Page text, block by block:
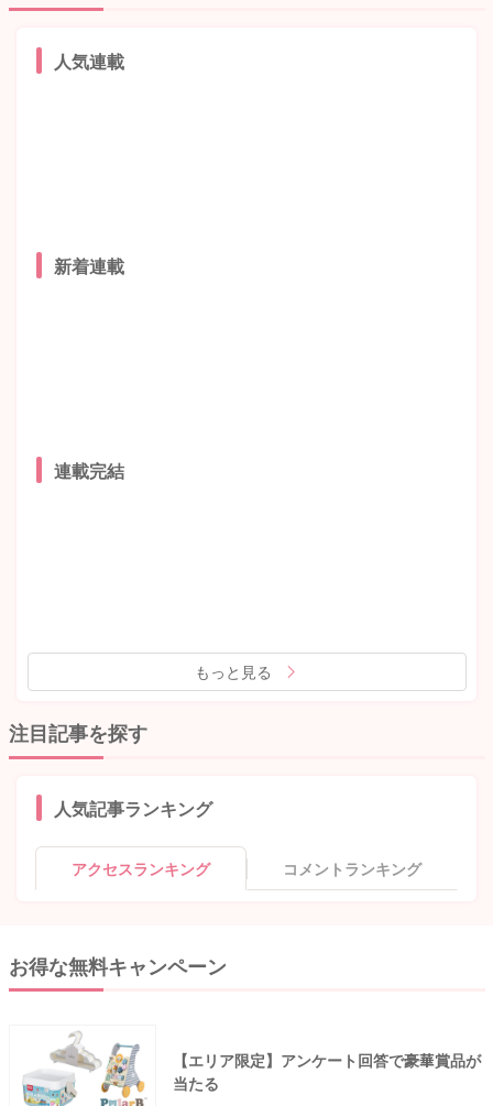
人気連載
新着連載
連載完結
もっと見る
注目記事を探す
人気記事ランキング
アクセスランキング コメントランキング
お得な無料キャンペーン
【エリア限定】アンケート回答で豪華賞品が
当たる